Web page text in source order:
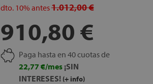
dto. 10% antes1.012,00 €
910,80 €
Paga hasta en 40 cuotas de
22,77 €/mes ¡SIN
INTERESES! (+ info)